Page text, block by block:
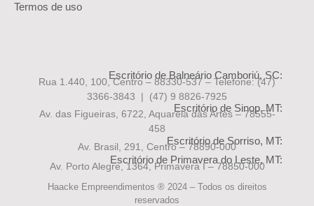
Termos de uso
Escritório de Balneário Camboriú, SC:
Rua 1.440, 100, Centro – 88330-537 – Telefone:(47)
3366-3843 | (47) 9 8826-7925
Escritório de Sinop, MT:
Av. das Figueiras, 6722, Aquarela das Artes – 78555-
458
Escritório de Sorriso, MT:
Av. Brasil, 291, Centro – 78890-000
Escritório de Primavera do Leste, MT:
Av. Porto Alegre, 1364, Primavera I – 78850-000
Haacke Empreendimentos ® 2024 – Todos os direitos
reservados